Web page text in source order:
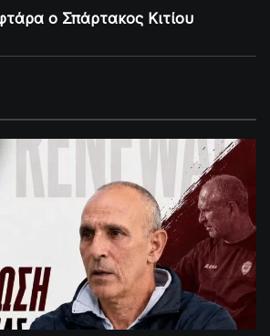
ο Σπάρτακος Κιτίου